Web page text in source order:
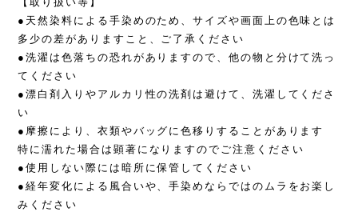
●天然染料による手染めのため、サイズや画面上の色味とは
多少の差がありますこと、ご了承ください
●洗濯は色落ちの恐れがありますので、他の物と分けて洗っ
てください
●漂白剤入りやアルカリ性の洗剤は避けて、洗濯してくださ
い
●摩擦により、衣類やバッグに色移りすることがあります
特に濡れた場合は顕著になりますのでご注意ください
●使用しない際には暗所に保管してください
●経年変化による風合いや、手染めならではのムラをお楽し
みください